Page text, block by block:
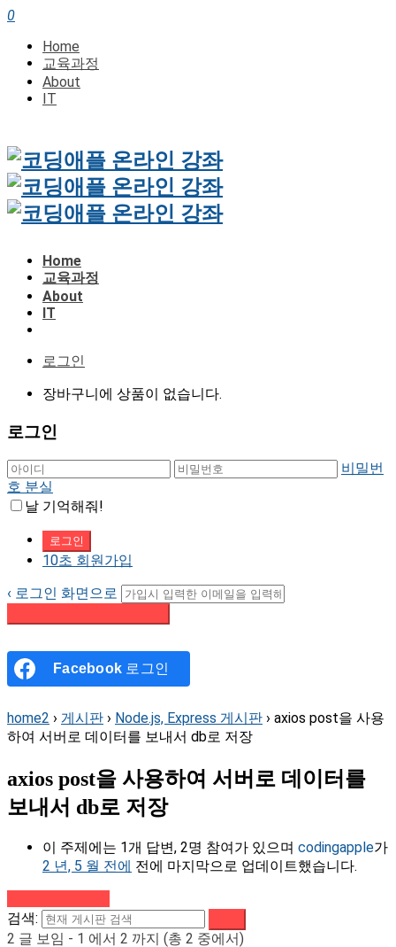
0
Home
교육과정
About
IT
Home
교육과정
About
IT
로그인
장바구니에 상품이 없습니다.
로그인
비밀번
호 분실
날 기억해줘!
10초 회원가입
‹ 로그인 화면으로
Facebook 로그인
home2 › 게시판 › Node.js, Express 게시판 › axios post을 사용
하여 서버로 데이터를 보내서 db로 저장
axios post을 사용하여 서버로 데이터를
보내서 db로 저장
이 주제에는 1개 답변, 2명 참여가 있으며 codingapple가
2 년, 5 월 전에 전에 마지막으로 업데이트했습니다.
검색:
2 글 보임 - 1 에서 2 까지 (총 2 중에서)